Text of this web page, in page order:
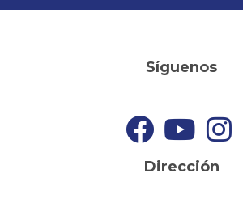
Síguenos
Dirección